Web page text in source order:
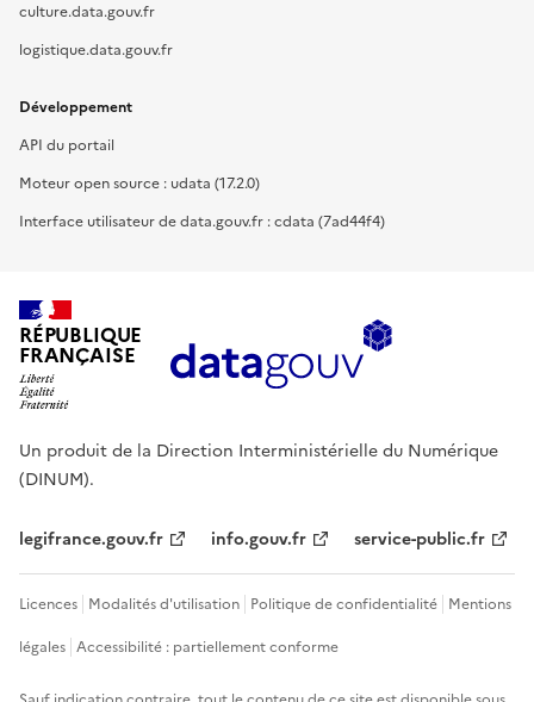
culture.data.gouv.fr
logistique.data.gouv.fr
Développement
API du portail
Moteur open source : udata (17.2.0)
Interface utilisateur de data.gouv.fr : cdata (7ad44f4)
RÉPUBLIQUE
FRANÇAISE
Un produit de la Direction Interministérielle du Numérique
(DINUM).
legifrance.gouv.fr info.gouv.fr service-public.fr
Licences Modalités d'utilisation Politique de confidentialité Mentions
légales Accessibilité : partiellement conforme